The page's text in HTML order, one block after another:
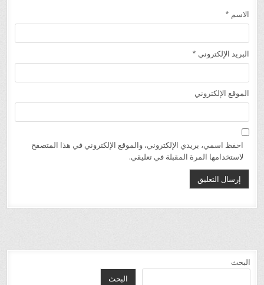
الاسم *
البريد الإلكتروني *
الموقع الإلكتروني
احفظ اسمي، بريدي الإلكتروني، والموقع الإلكتروني في هذا المتصفح
لاستخدامها المرة المقبلة في تعليقي.
البحث
البحث